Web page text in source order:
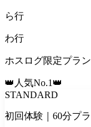
ら行
わ行
ホスログ限定プラン
👑人気No.1👑
STANDARD
初回体験｜60分プ